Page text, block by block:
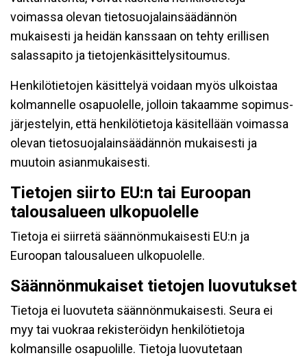
voimassa olevan tietosuojalainsäädännön
mukaisesti ja heidän kanssaan on tehty erillisen
salassapito ja tietojenkäsittelysitoumus.
Henkilötietojen käsittelyä voidaan myös ulkoistaa
kolmannelle osapuolelle, jolloin takaamme sopimus-
järjestelyin, että henkilötietoja käsitellään voimassa
olevan tietosuojalainsäädännön mukaisesti ja
muutoin asianmukaisesti.
Tietojen siirto EU:n tai Euroopan
talousalueen ulkopuolelle
Tietoja ei siirretä säännönmukaisesti EU:n ja
Euroopan talousalueen ulkopuolelle.
Säännönmukaiset tietojen luovutukset
Tietoja ei luovuteta säännönmukaisesti. Seura ei
myy tai vuokraa rekisteröidyn henkilötietoja
kolmansille osapuolille. Tietoja luovutetaan